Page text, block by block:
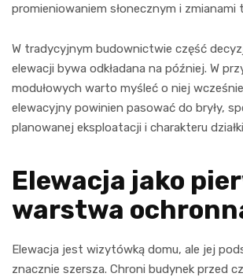
promieniowaniem słonecznym i zmianami
W tradycyjnym budownictwie część
elewacji bywa odkładana na później. W
modułowych warto myśleć o niej
elewacyjny powinien pasować do bryły,
planowanej eksploatacji i charakteru
Elewacja jako
warstwa
Elewacja jest wizytówką domu, ale jej
znacznie szersza. Chroni budynek przed